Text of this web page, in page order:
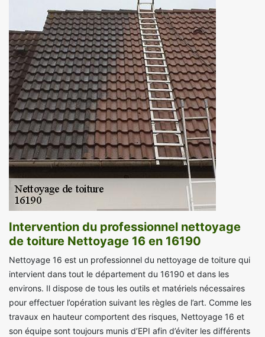
Intervention du professionnel nettoyage
de toiture Nettoyage 16 en 16190
Nettoyage 16 est un professionnel du nettoyage de toiture qui
intervient dans tout le département du 16190 et dans les
environs. Il dispose de tous les outils et matériels nécessaires
pour effectuer l’opération suivant les règles de l’art. Comme les
travaux en hauteur comportent des risques, Nettoyage 16 et
son équipe sont toujours munis d’EPI afin d’éviter les différents